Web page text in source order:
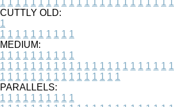
CUTTLY OLD:
1
1 1 1 1 1 1 1 1 1 1
MEDIUM:
1 1 1 1 1 1 1 1 1 1
1 1 1 1 1 1 1 1 1 1 1 1 1 1 1 1 1 1 1 1 1 1 1
1 1 1 1 1 1 1 1 1 1 1 1 1 1 1 1
PARALLELS:
1 1 1 1 1 1 1 1 1 1